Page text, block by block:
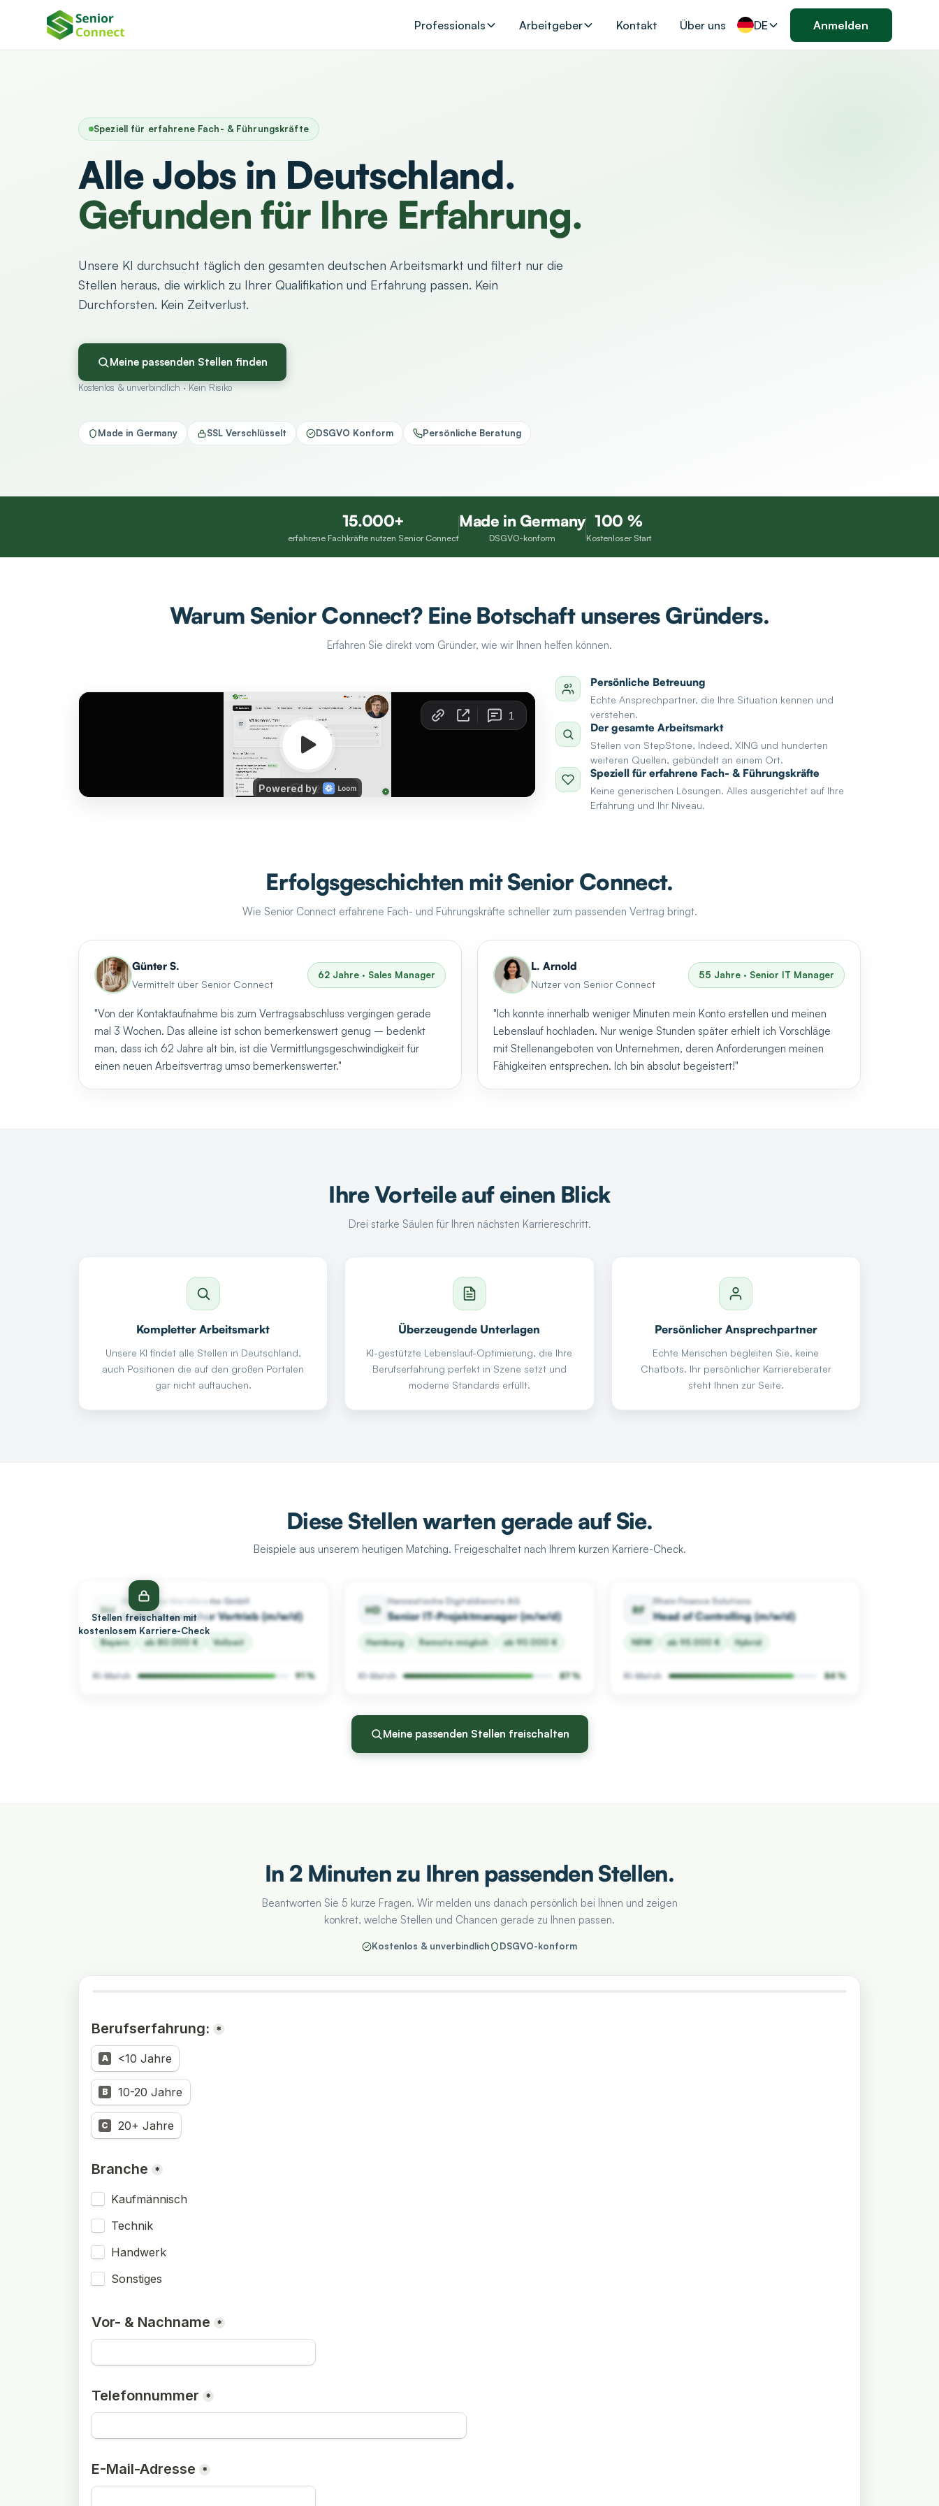
Professionals Arbeitgeber Kontakt Über uns DE Anmelden
Speziell für erfahrene Fach- & Führungskräfte
Alle Jobs in Deutschland.
Gefunden für Ihre Erfahrung.
Unsere KI durchsucht täglich den gesamten deutschen Arbeitsmarkt und filtert nur die
Stellen heraus, die wirklich zu Ihrer Qualifikation und Erfahrung passen. Kein
Durchforsten. Kein Zeitverlust.
Meine passenden Stellen finden
Kostenlos & unverbindlich · Kein Risiko
Made in Germany SSL Verschlüsselt DSGVO Konform Persönliche Beratung
15.000+
erfahrene Fachkräfte nutzen Senior Connect
Made in Germany
DSGVO-konform
100 %
Kostenloser Start
Warum Senior Connect? Eine Botschaft unseres Gründers.
Erfahren Sie direkt vom Gründer, wie wir Ihnen helfen können.
Persönliche Betreuung
Echte Ansprechpartner, die Ihre Situation kennen und
verstehen.
Der gesamte Arbeitsmarkt
Stellen von StepStone, Indeed, XING und hunderten
weiteren Quellen, gebündelt an einem Ort.
Speziell für erfahrene Fach- & Führungskräfte
Keine generischen Lösungen. Alles ausgerichtet auf Ihre
Erfahrung und Ihr Niveau.
Erfolgsgeschichten mit Senior Connect.
Wie Senior Connect erfahrene Fach- und Führungskräfte schneller zum passenden Vertrag bringt.
Günter S.
Vermittelt über Senior Connect
62 Jahre · Sales Manager
"Von der Kontaktaufnahme bis zum Vertragsabschluss vergingen gerade
mal 3 Wochen. Das alleine ist schon bemerkenswert genug – bedenkt
man, dass ich 62 Jahre alt bin, ist die Vermittlungsgeschwindigkeit für
einen neuen Arbeitsvertrag umso bemerkenswerter."
L. Arnold
Nutzer von Senior Connect
55 Jahre · Senior IT Manager
"Ich konnte innerhalb weniger Minuten mein Konto erstellen und meinen
Lebenslauf hochladen. Nur wenige Stunden später erhielt ich Vorschläge
mit Stellenangeboten von Unternehmen, deren Anforderungen meinen
Fähigkeiten entsprechen. Ich bin absolut begeistert!"
Ihre Vorteile auf einen Blick
Drei starke Säulen für Ihren nächsten Karriereschritt.
Kompletter Arbeitsmarkt
Unsere KI findet alle Stellen in Deutschland,
auch Positionen die auf den großen Portalen
gar nicht auftauchen.
Überzeugende Unterlagen
KI-gestützte Lebenslauf-Optimierung, die Ihre
Berufserfahrung perfekt in Szene setzt und
moderne Standards erfüllt.
Persönlicher Ansprechpartner
Echte Menschen begleiten Sie, keine
Chatbots. Ihr persönlicher Karriereberater
steht Ihnen zur Seite.
Diese Stellen warten gerade auf Sie.
Beispiele aus unserem heutigen Matching. Freigeschaltet nach Ihrem kurzen Karriere-Check.
BM
Bayerische Metallwerke GmbH
Leiter Technischer Vertrieb (m/w/d)
Bayern ab 80.000 € Vollzeit
KI-Match 91 %
HD
Hanseatische Digitaldienste AG
Senior IT-Projektmanager (m/w/d)
Hamburg Remote möglich ab 90.000 €
KI-Match 87 %
RF
Rhein Finance Solutions
Head of Controlling (m/w/d)
NRW ab 95.000 € Hybrid
KI-Match 84 %
Stellen freischalten mit
kostenlosem Karriere-Check
Meine passenden Stellen freischalten
In 2 Minuten zu Ihren passenden Stellen.
Beantworten Sie 5 kurze Fragen. Wir melden uns danach persönlich bei Ihnen und zeigen
konkret, welche Stellen und Chancen gerade zu Ihnen passen.
Kostenlos & unverbindlich DSGVO-konform